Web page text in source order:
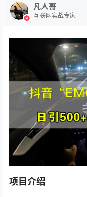
凡人哥
互联网实战专家
项目介绍